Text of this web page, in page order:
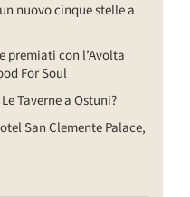
nuovo cinque stelle a
premiati con l’Avolta
For Soul
Taverne a Ostuni?
San Clemente Palace,